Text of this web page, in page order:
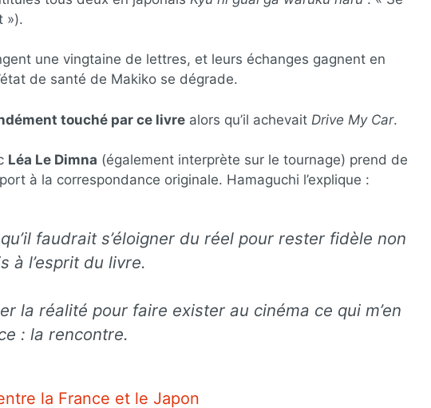
»).
une vingtaine de lettres, et leurs échanges gagnent en
de santé de Makiko se dégrade.
touché par ce livre alors qu’il achevait Drive My Car.
Léa Le Dimna (également interprète sur le tournage) prend de
à la correspondance originale. Hamaguchi l’explique :
faudrait s’éloigner du réel pour rester fidèle non
à l’esprit du livre.
la réalité pour faire exister au cinéma ce qui m’en
: la rencontre.
la France et le Japon